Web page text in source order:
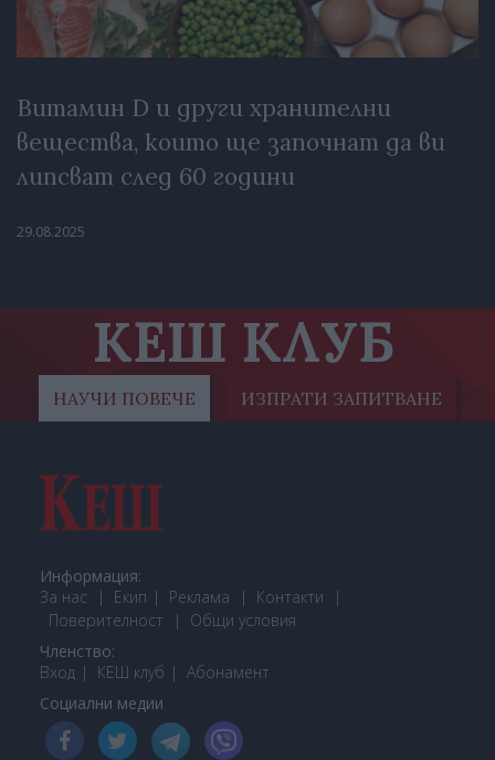
Витамин D и други хранителни
вещества, които ще започнат да ви
липсват след 60 години
29.08.2025
КЕШ КЛУБ
НАУЧИ ПОВЕЧЕ ИЗПРАТИ ЗАПИТВАНЕ
Информация:
За нас
Екип Реклама
Контакти
Поверителност
Общи условия
Членство:
Вход
КЕШ клуб Абонамент
Социални медии